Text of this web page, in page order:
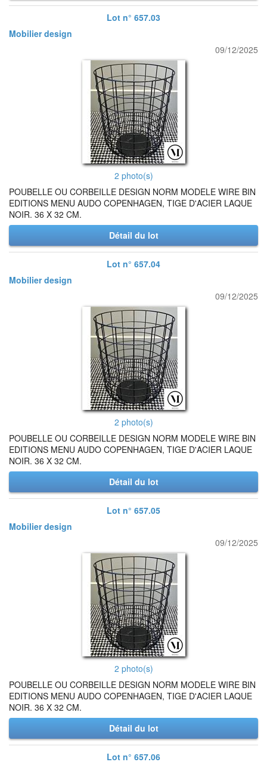
Lot n° 657.03
Mobilier design
09/12/2025
2 photo(s)
POUBELLE OU CORBEILLE DESIGN NORM MODELE WIRE BIN
EDITIONS MENU AUDO COPENHAGEN, TIGE D'ACIER LAQUE
NOIR. 36 X 32 CM.
Détail du lot
Lot n° 657.04
Mobilier design
09/12/2025
2 photo(s)
POUBELLE OU CORBEILLE DESIGN NORM MODELE WIRE BIN
EDITIONS MENU AUDO COPENHAGEN, TIGE D'ACIER LAQUE
NOIR. 36 X 32 CM.
Détail du lot
Lot n° 657.05
Mobilier design
09/12/2025
2 photo(s)
POUBELLE OU CORBEILLE DESIGN NORM MODELE WIRE BIN
EDITIONS MENU AUDO COPENHAGEN, TIGE D'ACIER LAQUE
NOIR. 36 X 32 CM.
Détail du lot
Lot n° 657.06